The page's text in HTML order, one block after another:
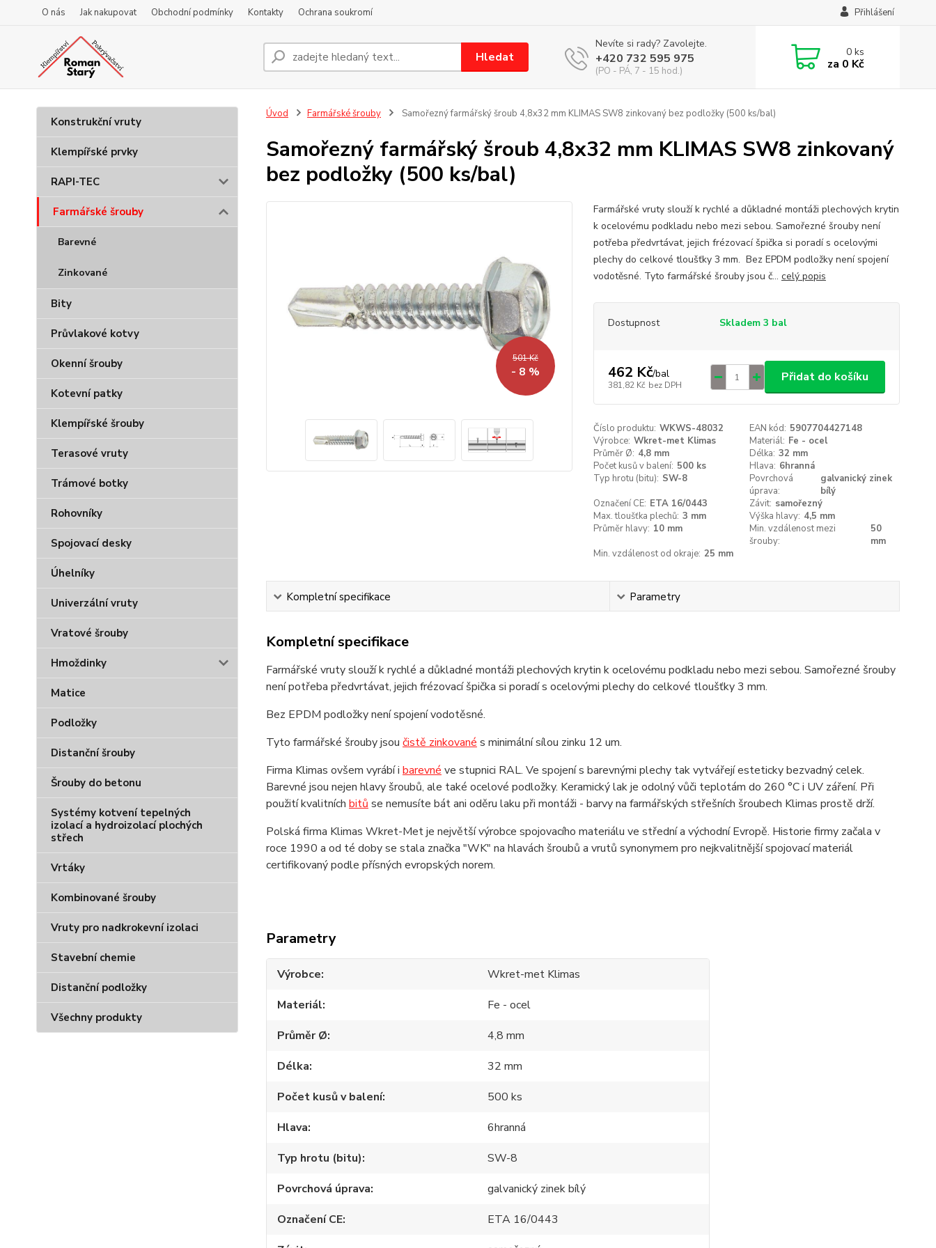
O nás Jak nakupovat Obchodní podmínky Kontakty Ochrana soukromí Přihlášení
Hledat
Nevíte si rady? Zavolejte.
+420 732 595 975
(PO - PÁ, 7 - 15 hod.)
0ks
za 0 Kč
Konstrukční vruty
Klempířské prvky
RAPI-TEC
Farmářské šrouby
Barevné
Zinkované
Bity
Průvlakové kotvy
Okenní šrouby
Kotevní patky
Klempířské šrouby
Terasové vruty
Trámové botky
Rohovníky
Spojovací desky
Úhelníky
Univerzální vruty
Vratové šrouby
Hmoždinky
Matice
Podložky
Distanční šrouby
Šrouby do betonu
Systémy kotvení tepelných
izolací a hydroizolací plochých
střech
Vrtáky
Kombinované šrouby
Vruty pro nadkrokevní izolaci
Stavební chemie
Distanční podložky
Všechny produkty
Úvod Farmářské šrouby Samořezný farmářský šroub 4,8x32 mm KLIMAS SW8 zinkovaný bez podložky (500 ks/bal)
Samořezný farmářský šroub 4,8x32 mm KLIMAS SW8 zinkovaný
bez podložky (500 ks/bal)
501 Kč
- 8 %
Farmářské vruty slouží k rychlé a důkladné montáži plechových krytin
k ocelovému podkladu nebo mezi sebou. Samořezné šrouby není
potřeba předvrtávat, jejich frézovací špička si poradí s ocelovými
plechy do celkové tloušťky 3 mm. Bez EPDM podložky není spojení
vodotěsné. Tyto farmářské šrouby jsou č... celý popis
Dostupnost Skladem 3 bal
462 Kč/bal
381,82 Kč bez DPH
Přidat do košíku
Číslo produktu: WKWS-48032 EAN kód: 5907704427148
Výrobce: Wkret-met Klimas Materiál: Fe - ocel
Průměr Ø: 4,8 mm Délka: 32 mm
Počet kusů v balení: 500 ks Hlava: 6hranná
Typ hrotu (bitu): SW-8
Povrchová
úprava:
galvanický zinek
bílý
Označení CE: ETA 16/0443 Závit: samořezný
Max. tloušťka plechů: 3 mm Výška hlavy: 4,5 mm
Průměr hlavy: 10 mm
Min. vzdálenost mezi
šrouby:
50
mm
Min. vzdálenost od okraje: 25 mm
Kompletní specifikace Parametry
Kompletní specifikace
Farmářské vruty slouží k rychlé a důkladné montáži plechových krytin k ocelovému podkladu nebo mezi sebou. Samořezné šrouby
není potřeba předvrtávat, jejich frézovací špička si poradí s ocelovými plechy do celkové tloušťky 3 mm.
Bez EPDM podložky není spojení vodotěsné.
Tyto farmářské šrouby jsou čistě zinkované s minimální sílou zinku 12 um.
Firma Klimas ovšem vyrábí i barevné ve stupnici RAL. Ve spojení s barevnými plechy tak vytvářejí esteticky bezvadný celek.
Barevné jsou nejen hlavy šroubů, ale také ocelové podložky. Keramický lak je odolný vůči teplotám do 260 °C i UV záření. Při
použití kvalitních bitů se nemusíte bát ani oděru laku při montáži - barvy na farmářských střešních šroubech Klimas prostě drží.
Polská firma Klimas Wkret-Met je největší výrobce spojovacího materiálu ve střední a východní Evropě. Historie firmy začala v
roce 1990 a od té doby se stala značka "WK" na hlavách šroubů a vrutů synonymem pro nejkvalitnější spojovací materiál
certifikovaný podle přísných evropských norem.
Parametry
Výrobce
Wkret-met Klimas
Materiál
Fe - ocel
Průměr Ø
4,8 mm
Délka
32 mm
Počet kusů v balení
500 ks
Hlava
6hranná
Typ hrotu (bitu)
SW-8
Povrchová úprava
galvanický zinek bílý
Označení CE
ETA 16/0443